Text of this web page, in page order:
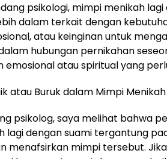
psikologi, mimpi menikah
dalam terkait dengan
atau keinginan untuk
hubungan pernikahan
emosional atau spiritual yang
atau Buruk dalam Mimpi Menikah
psikolog, saya melihat bahwa
lagi dengan suami tergantung
menafsirkan mimpi tersebut.